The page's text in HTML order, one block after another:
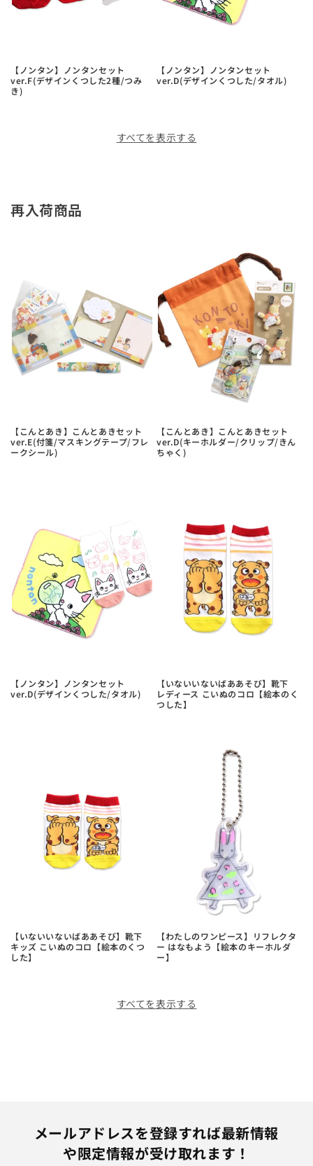
【ノンタン】ノンタンセット
ver.F(デザインくつした2種/つみ
き)
【ノンタン】ノンタンセット
ver.D(デザインくつした/タオル)
すべてを表示する
再入荷商品
【こんとあき】こんとあきセット
ver.E(付箋/マスキングテープ/フレ
ークシール)
【こんとあき】こんとあきセット
ver.D(キーホルダー/クリップ/きん
ちゃく)
【ノンタン】ノンタンセット
ver.D(デザインくつした/タオル)
【いないいないばああそび】靴下
レディース こいぬのコロ【絵本のく
つした】
【いないいないばああそび】靴下
キッズ こいぬのコロ【絵本のくつ
した】
【わたしのワンピース】リフレクタ
ー はなもよう【絵本のキーホルダ
ー】
すべてを表示する
メールアドレスを登録すれば最新情報
や限定情報が受け取れます！